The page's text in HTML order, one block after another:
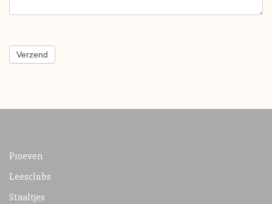
Verzend
Proeven
Leesclubs
Staaltjes